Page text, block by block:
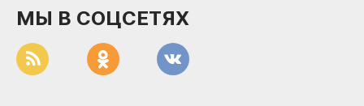
МЫ В СОЦСЕТЯХ